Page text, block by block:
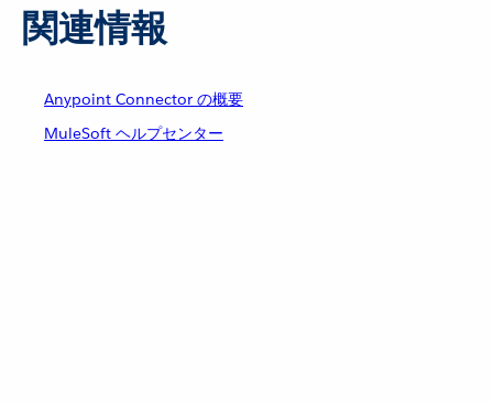
関連情報
Anypoint Connector の概要
MuleSoft ヘルプセンター